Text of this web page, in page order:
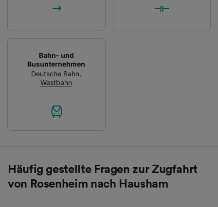
Bahn- und
Busunternehmen
Deutsche Bahn,
Westbahn
Häufig gestellte Fragen zur Zugfahrt
von Rosenheim nach Hausham